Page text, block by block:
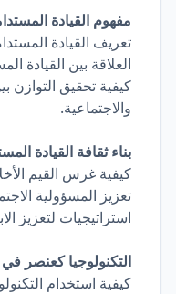
مفهوم القيادة
تعريف القيادة
العلاقة بين القيادة
كيفية تحقيق التوازن
والاجتماعية.
بناء ثقافة القيادة
كيفية غرس القيم
تعزيز المسؤولية
استراتيجيات لتعزيز
التكنولوجيا كعنصر في
كيفية استخدام